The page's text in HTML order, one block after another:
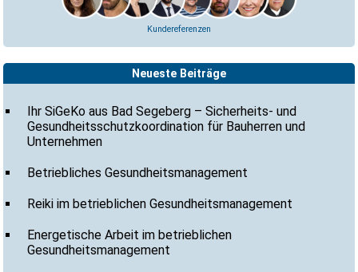
Kundereferenzen
Neueste Beiträge
Ihr SiGeKo aus Bad Segeberg – Sicherheits- und
Gesundheitsschutzkoordination für Bauherren und
Unternehmen
Betriebliches Gesundheitsmanagement
Reiki im betrieblichen Gesundheitsmanagement
Energetische Arbeit im betrieblichen
Gesundheitsmanagement